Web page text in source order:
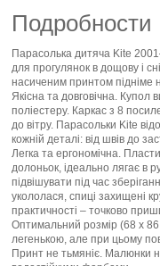
Подробности
Парасолька дитяча Kite
для прогулянок в дощову і
насиченим принтом підніме
Якісна та довговічна. Купол
поліестеру. Каркас з 8
до вітру. Парасольки Kite
кожній деталі: від швів до
Легка та ергономічна.
долоньок, ідеально лягає в
підвішувати під час
укололася, спиці захищені
практичності – точково
Оптимальний розмір (68 х
легенькою, але при цьому
Принт не тьмяніє. Малюнки